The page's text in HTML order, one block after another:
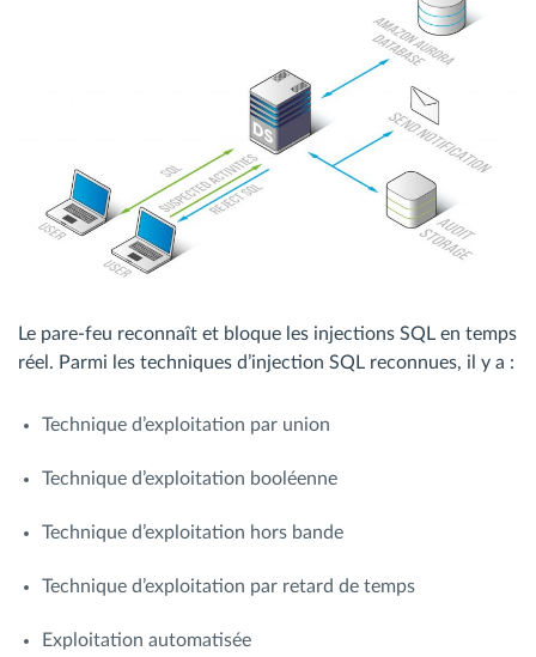
Le pare-feu reconnaît et bloque les injections SQL en temps
réel. Parmi les techniques d’injection SQL reconnues, il y a :
Technique d’exploitation par union
Technique d’exploitation booléenne
Technique d’exploitation hors bande
Technique d’exploitation par retard de temps
Exploitation automatisée